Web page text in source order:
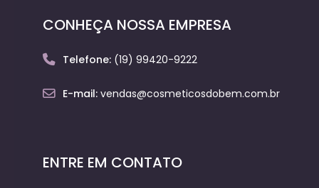
CONHEÇA NOSSA EMPRESA
Telefone: (19) 99420-9222
E-mail: vendas@cosmeticosdobem.com.br
ENTRE EM CONTATO